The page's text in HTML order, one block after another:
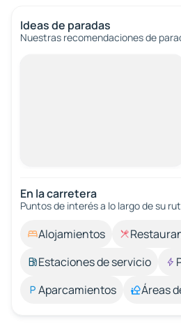
Ideas de paradas
Nuestras recomendaciones de
En la carretera
Puntos de interés a lo largo de su
Alojamientos
Estaciones de servicio
Aparcamientos
Áreas